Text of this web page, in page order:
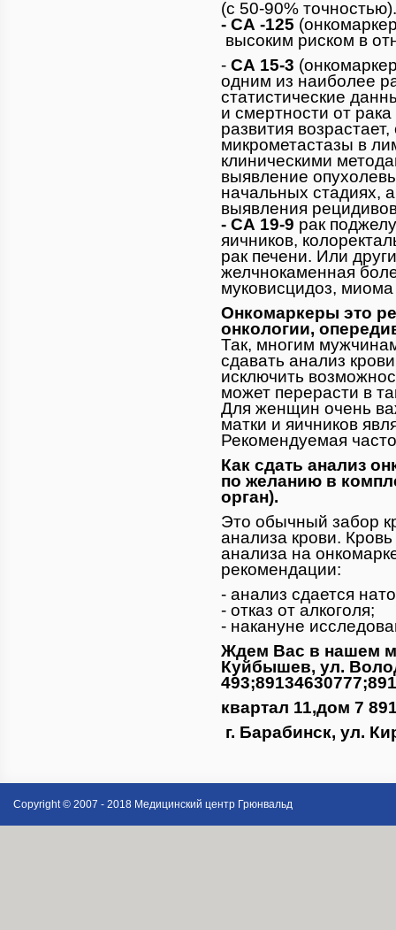
(с 50-90%
- СА -125
высоким риском в
- СА 15-3
одним из наиболее
статистические
и смертности от
развития
микрометастазы в
клиническими
выявление
начальных стадиях,
выявления
- СА 19-9 рак
яичников,
рак печени. Или
желчнокаменная
муковисцидоз, миома
Онкомаркеры это
онкологии,
Так, многим
сдавать анализ
исключить
может перерасти в
Для женщин очень
матки и яичников
Рекомендуемая
Как сдать анализ
по желанию в
орган).
Это обычный забор
анализа крови.
анализа на
рекомендации:
- анализ сдается
- отказ от алкоголя;
- накануне
Ждем Вас в нашем
Куйбышев, ул.
квартал 11,дом 7
г. Барабинск, ул.
Copyright © 2007 - 2018 Медицинский центр Грюнвальд